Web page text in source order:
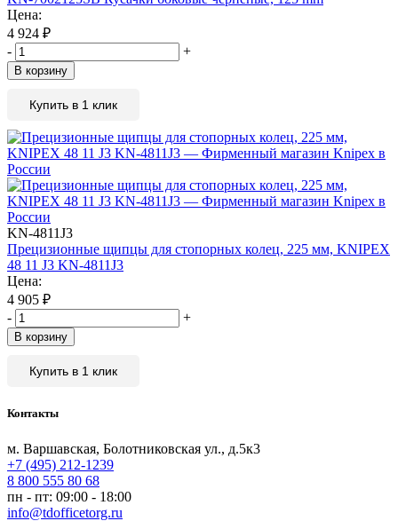
Цена:
4 924 ₽
-
+
В корзину
Купить в 1 клик
KN-4811J3
Прецизионные щипцы для стопорных колец, 225 мм, KNIPEX
48 11 J3 KN-4811J3
Цена:
4 905 ₽
-
+
В корзину
Купить в 1 клик
Контакты
м. Варшавская, Болотниковская ул., д.5к3
+7 (495) 212-1239
8 800 555 80 68
пн - пт: 09:00 - 18:00
info@tdofficetorg.ru